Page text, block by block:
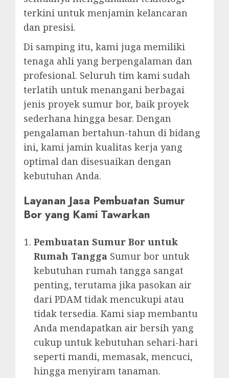
terkini untuk menjamin kelancaran
dan presisi.
Di samping itu, kami juga memiliki
tenaga ahli yang berpengalaman dan
profesional. Seluruh tim kami sudah
terlatih untuk menangani berbagai
jenis proyek sumur bor, baik proyek
sederhana hingga besar. Dengan
pengalaman bertahun-tahun di bidang
ini, kami jamin kualitas kerja yang
optimal dan disesuaikan dengan
kebutuhan Anda.
Layanan Jasa Pembuatan Sumur
Bor yang Kami Tawarkan
Pembuatan Sumur Bor untuk
Rumah Tangga Sumur bor untuk
kebutuhan rumah tangga sangat
penting, terutama jika pasokan air
dari PDAM tidak mencukupi atau
tidak tersedia. Kami siap membantu
Anda mendapatkan air bersih yang
cukup untuk kebutuhan sehari-hari
seperti mandi, memasak, mencuci,
hingga menyiram tanaman.